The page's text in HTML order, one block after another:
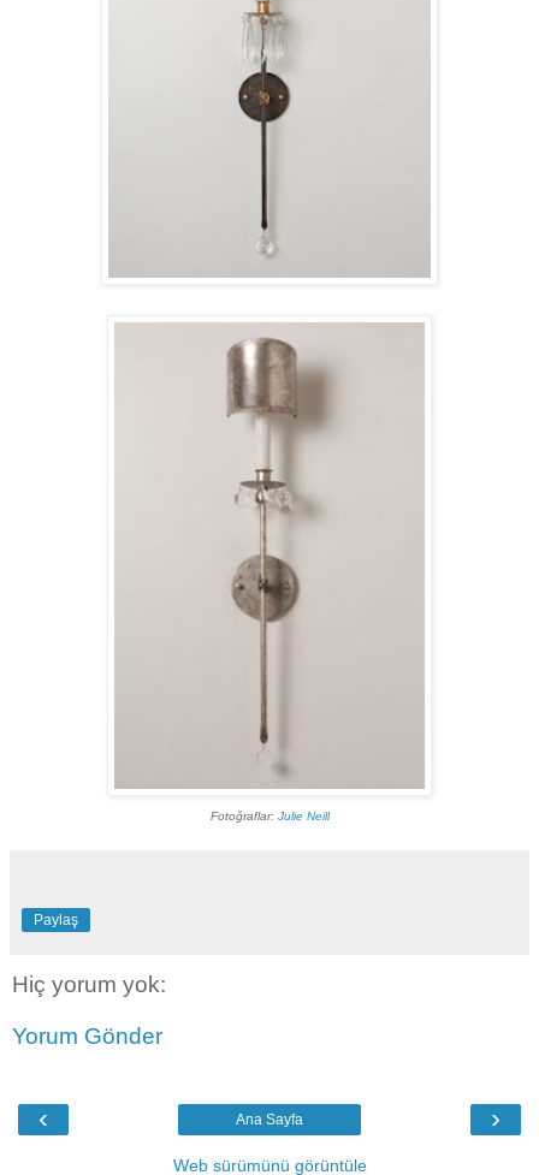
Fotoğraflar: Julie Neill
Paylaş
Hiç yorum yok:
Yorum Gönder
‹ ›
Ana Sayfa
Web sürümünü görüntüle